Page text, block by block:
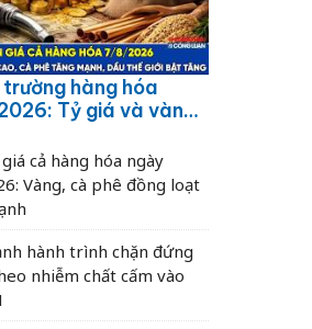
hàng hóa
Tỷ giá và vàng
bật tăng
cả hàng hóa ngày
Vàng, cà phê đồng loạt
hành trình chặn đứng
nhiễm chất cấm vào